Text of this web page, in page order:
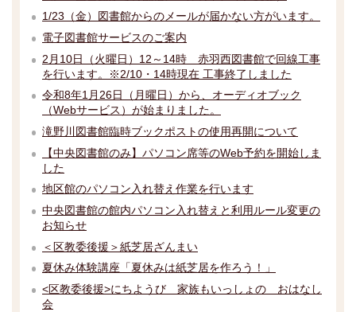
1/23（金）図書館からのメールが届かない方がいます。
電子図書館サービスのご案内
2月10日（火曜日）12～14時 赤羽西図書館で回線工事
を行います。※2/10・14時現在 工事終了しました
令和8年1月26日（月曜日）から、オーディオブック
（Webサービス）が始まりました。
滝野川図書館臨時ブックポストの使用再開について
【中央図書館のみ】パソコン席等のWeb予約を開始しま
した
地区館のパソコン入れ替え作業を行います
中央図書館の館内パソコン入れ替えと利用ルール変更の
お知らせ
＜区教委後援＞紙芝居ざんまい
夏休み体験講座「夏休みは紙芝居を作ろう！」
<区教委後援>にちようび 家族もいっしょの おはなし
会